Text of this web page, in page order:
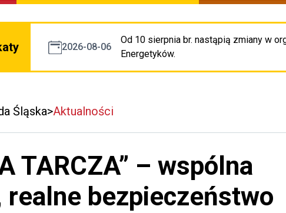
2026-08-06
Od 10 sierpnia br. nastąpią zmiany w
Energetyków.
Śląska Aktualności
TARCZA” – wspólna
realne bezpieczeństwo